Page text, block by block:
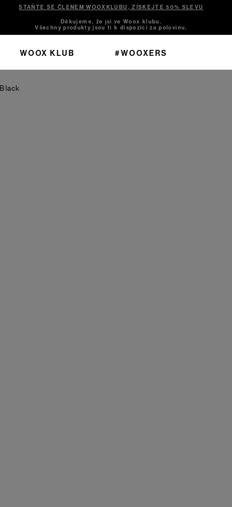
STAŇTE SE ČLENEM WOOXKLUBU, ZÍSKEJTE 50% SLEVU
Děkujeme, že jsi ve Woox klubu.
Všechny produkty jsou ti k dispozici za polovinu.
WOOX KLUB #WOOXERS
Black